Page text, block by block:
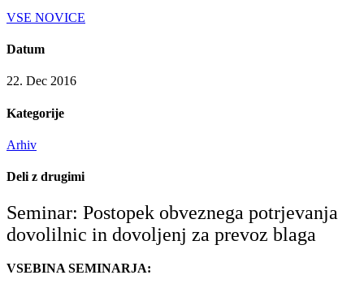
VSE NOVICE
Datum
22. Dec 2016
Kategorije
Arhiv
Deli z drugimi
Seminar: Postopek obveznega potrjevanja
dovolilnic in dovoljenj za prevoz blaga
VSEBINA SEMINARJA: